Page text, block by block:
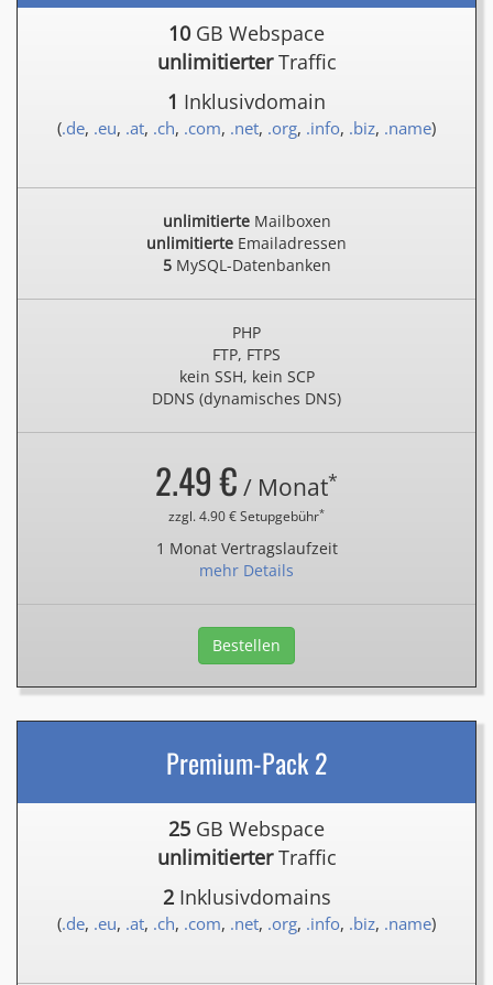
10 GB Webspace
unlimitierterTraffic
1 Inklusivdomain
(.de, .eu, .at, .ch, .com, .net, .org, .info, .biz, .name)
unlimitierteMailboxen
unlimitierte Emailadressen
5MySQL-Datenbanken
PHP
FTP, FTPS
kein SSH, kein SCP
DDNS (dynamisches DNS)
2.49 € / Monat*
zzgl. 4.90 € Setupgebühr*
1 Monat Vertragslaufzeit
mehr Details
Bestellen
Premium-Pack 2
25 GB Webspace
unlimitierterTraffic
2Inklusivdomains
(.de, .eu, .at, .ch, .com, .net, .org, .info, .biz, .name)